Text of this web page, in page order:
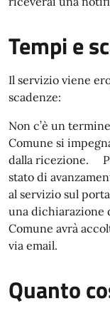
Tempi e
Il servizio viene
scadenze:
Non c’è un
Comune si
dalla ricezione.
stato di
al servizio sul
una dichiarazione
Comune avrà
via email.
Quanto